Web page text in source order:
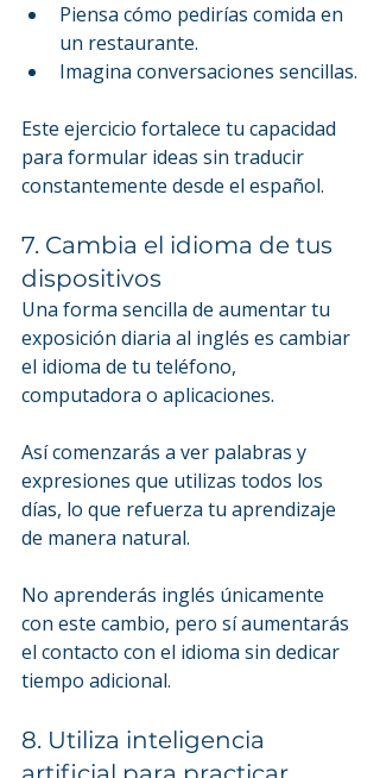
Piensa cómo pedirías comida en
un restaurante.
Imagina conversaciones sencillas.
Este ejercicio fortalece tu capacidad
para formular ideas sin traducir
constantemente desde el español.
7. Cambia el idioma de tus
dispositivos
Una forma sencilla de aumentar tu
exposición diaria al inglés es cambiar
el idioma de tu teléfono,
computadora o aplicaciones.
Así comenzarás a ver palabras y
expresiones que utilizas todos los
días, lo que refuerza tu aprendizaje
de manera natural.
No aprenderás inglés únicamente
con este cambio, pero sí aumentarás
el contacto con el idioma sin dedicar
tiempo adicional.
8. Utiliza inteligencia